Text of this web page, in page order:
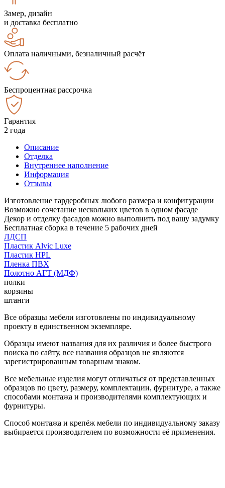
Замер, дизайн
и доставка бесплатно
Оплата наличными, безналичный расчёт
Беспроцентная рассрочка
Гарантия
2 года
Описание
Отделка
Внутреннее наполнение
Информация
Отзывы
Изготовление гардеробных любого размера и конфигурации
Возможно сочетание нескольких цветов в одном фасаде
Декор и отделку фасадов можно выполнить под вашу задумку
Бесплатная сборка в течение 5 рабочих дней
ЛДСП
Пластик Alvic Luxe
Пластик HPL
Пленка ПВХ
Полотно АГТ (МДФ)
полки
корзины
штанги
Все образцы мебели изготовлены по индивидуальному
проекту в единственном экземпляре.
Образцы имеют названия для их различия и более быстрого
поиска по сайту, все названия образцов не являются
зарегистрированным товарным знаком.
Все мебельные изделия могут отличаться от представленных
образцов по цвету, размеру, комплектации, фурнитуре, а также
способами монтажа и производителями комплектующих и
фурнитуры.
Способ монтажа и крепёж мебели по индивидуальному заказу
выбирается производителем по возможности её применения.